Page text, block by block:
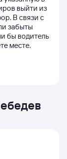
выйти из
В связи с
забыты
бы водитель
месте.